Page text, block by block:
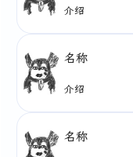
介绍
名称
介绍
名称